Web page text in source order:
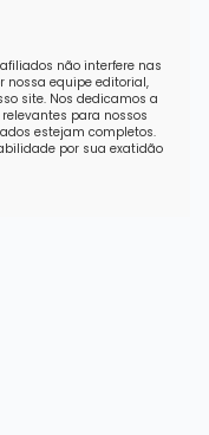
não interfere nas
nossa equipe editorial,
site. Nos dedicamos a
para nossos
estejam completos.
por sua exatidão